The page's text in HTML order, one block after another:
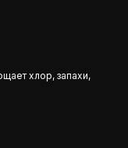
хлор, запахи,